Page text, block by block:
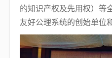
的知识产权及先用权）等
友好公理系统的创始单位